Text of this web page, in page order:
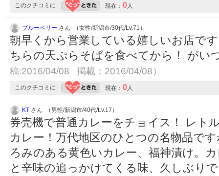
このクチコミに 現在： 0 人
ブルーベリー さん （女性/新潟市/30代/Lv.71）
朝早くから営業している嬉しいお店で
ちらの天ぷらそばを食べてから！ がい
稿:2016/04/08 掲載：2016/04/08）
このクチコミに 現在： 0 人
KT さん （男性/新潟市/40代/Lv.17）
券売機で普通カレーをチョイス！ レト
カレー！万代地区のひとつの名物品で
ろみのある黄色いカレー、福神漬け。
と辛味の追っかけてくる味、久しぶり